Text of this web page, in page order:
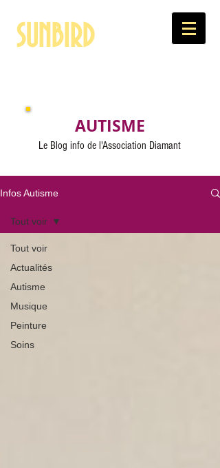
SUNBIRD
AUTISME
Le Blog info de l'Association Diamant
Infos Autisme
Tout voir
Actualités
Autisme
Musique
Peinture
Soins
Tout voir